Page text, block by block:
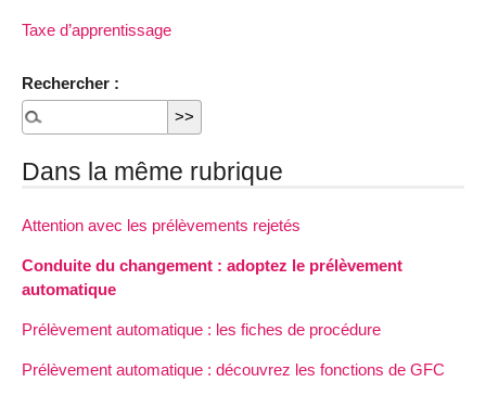
Taxe d’apprentissage
Rechercher :
Dans la même rubrique
Attention avec les prélèvements rejetés
Conduite du changement : adoptez le prélèvement
automatique
Prélèvement automatique : les fiches de procédure
Prélèvement automatique : découvrez les fonctions de GFC